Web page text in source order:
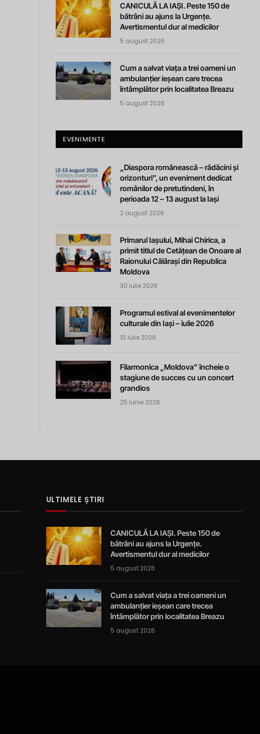
CANICULĂ LA IAȘI. Peste 150 de
bătrâni au ajuns la Urgențe.
Avertismentul dur al medicilor
5 august 2026
Cum a salvat viața a trei oameni un
ambulanțier ieșean care trecea
întâmplător prin localitatea Breazu
5 august 2026
EVENIMENTE
„Diaspora românească – rădăcini și
orizonturi”, un eveniment dedicat
românilor de pretutindeni, în
perioada 12 – 13 august la Iași
2 august 2026
Primarul Iașului, Mihai Chirica, a
primit titlul de Cetățean de Onoare al
Raionului Călărași din Republica
Moldova
30 iulie 2026
Programul estival al evenimentelor
culturale din Iași – iulie 2026
10 iulie 2026
Filarmonica „Moldova” încheie o
stagiune de succes cu un concert
grandios
25 iunie 2026
ULTIMELE ȘTIRI
CANICULĂ LA IAȘI. Peste 150 de
bătrâni au ajuns la Urgențe.
Avertismentul dur al medicilor
5 august 2026
Cum a salvat viața a trei oameni un
ambulanțier ieșean care trecea
întâmplător prin localitatea Breazu
5 august 2026